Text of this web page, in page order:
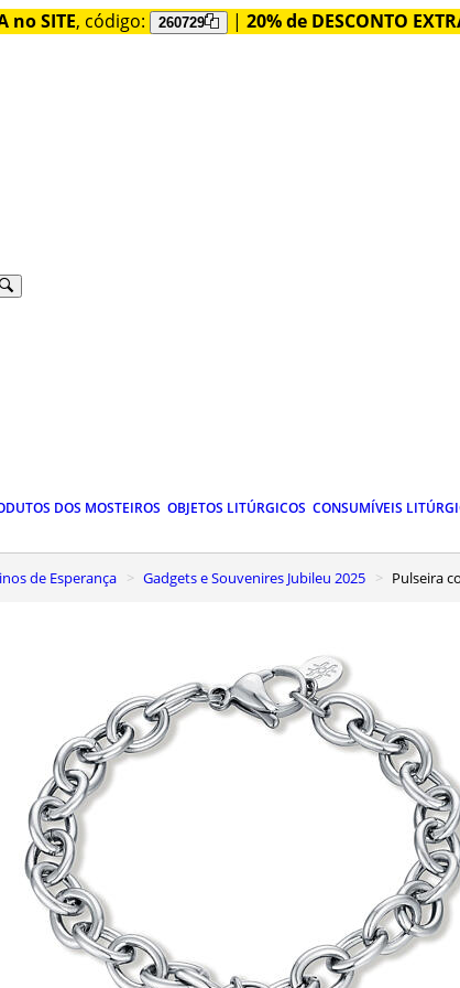
no SITE, código: 260729 | 20% de DESCONTO
DOS MOSTEIROS OBJETOS LITÚRGICOS CONSUMÍVEIS
de Esperança Gadgets e Souvenires Jubileu 2025 Pulseira